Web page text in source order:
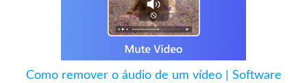
Como remover o áudio de um vídeo | Software